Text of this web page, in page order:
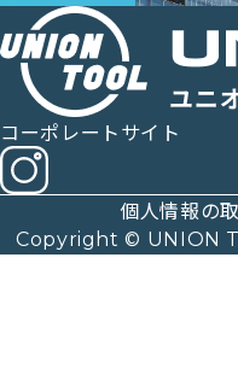
コーポレートサイト
個人情報の
Copyright © UNION